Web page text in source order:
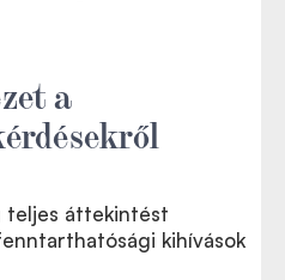
a
teljes áttekintést
kihívások